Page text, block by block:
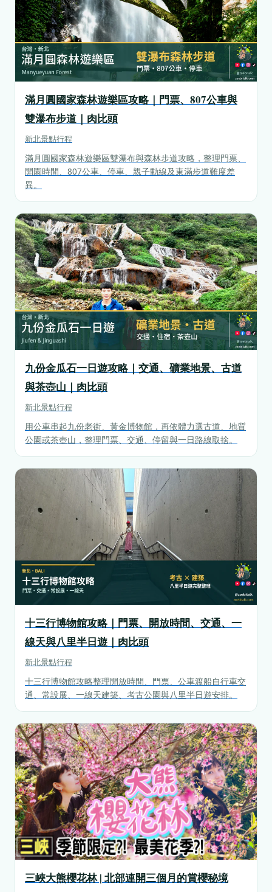
滿月圓國家森林遊樂區攻略｜門票、807公車與
雙瀑布步道｜肉比頭
新北景點行程
滿月圓國家森林遊樂區雙瀑布與森林步道攻略，整理門票、
開園時間、807公車、停車、親子動線及東滿步道難度差
異。
九份金瓜石一日遊攻略｜交通、礦業地景、古道
與茶壺山｜肉比頭
新北景點行程
用公車串起九份老街、黃金博物館，再依體力選古道、地質
公園或茶壺山，整理門票、交通、停留與一日路線取捨。
十三行博物館攻略｜門票、開放時間、交通、一
線天與八里半日遊｜肉比頭
新北景點行程
十三行博物館攻略整理開放時間、門票、公車渡船自行車交
通、常設展、一線天建築、考古公園與八里半日遊安排。
三峽大熊櫻花林 | 北部連開三個月的賞櫻秘境